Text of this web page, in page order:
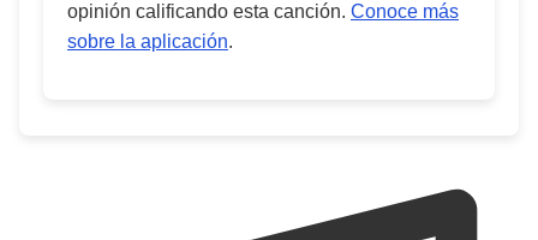
opinión calificando esta canción. Conoce más
sobre la aplicación.